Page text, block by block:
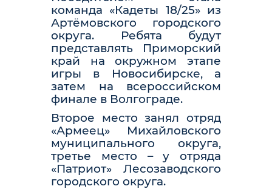
команда «Кадеты 18/25» из
Артёмовского городского
округа. Ребята будут
представлять Приморский
край на окружном этапе
игры в Новосибирске, а
затем на всероссийском
финале в Волгограде.
Второе место занял отряд
«Армеец» Михайловского
муниципального округа,
третье место – у отряда
«Патриот» Лесозаводского
городского округа.